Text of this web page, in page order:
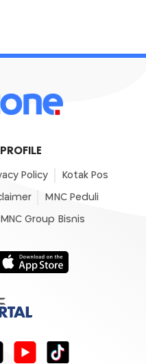
Policy Kotak Pos
MNC Peduli
MNC Group Bisnis